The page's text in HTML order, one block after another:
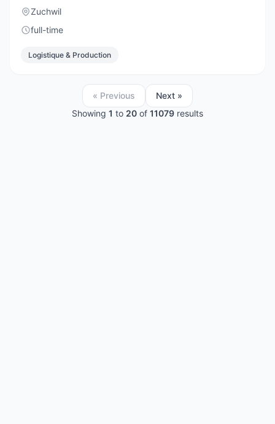
Zuchwil
full-time
Logistique & Production
« Previous
Next »
Showing 1 to 20 of 11079 results